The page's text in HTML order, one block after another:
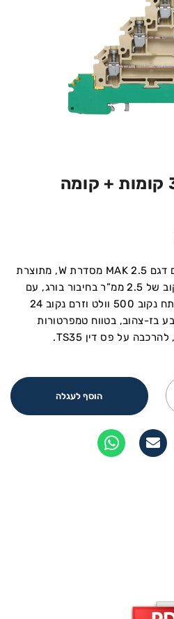
MAK 2.5 מהדק 3 קומות + קומה
, לחתך מוליך נקוב של 2.5 ממ”ר בחיבור בורג, עם
קומת הארקה (PE) נוספת. מתח נקוב 500 וולט וזרם נקוב 24
פוליאמיד 66 בצבע בז-צהוב, בטווח טמפרטורות
הוסף לעגלה